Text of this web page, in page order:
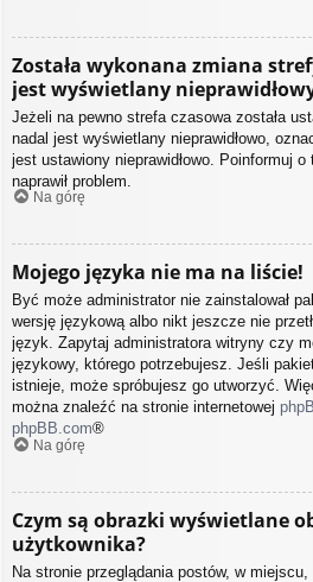
Została wykonana zmiana
jest wyświetlany
Jeżeli na pewno strefa czasowa została
nadal jest wyświetlany nieprawidłowo,
jest ustawiony nieprawidłowo. Poinformuj
naprawił problem.
Na górę
Mojego języka nie ma na liście!
Być może administrator nie zainstalował
wersję językową albo nikt jeszcze nie
język. Zapytaj administratora witryny czy
językowy, którego potrzebujesz. Jeśli
istnieje, może spróbujesz go utworzyć.
można znaleźć na stronie internetowej
phpBB.com®
Na górę
Czym są obrazki wyświetlane
użytkownika?
Na stronie przeglądania postów, w